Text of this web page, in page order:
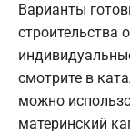
Варианты
строительства
смотрите в
можно
материнский